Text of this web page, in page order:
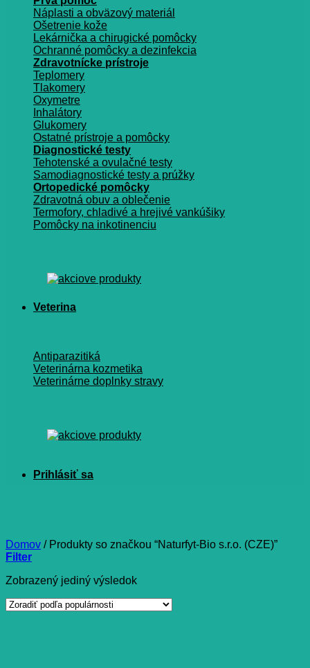
Náplasti a obväzový materiál
Ošetrenie kože
Lekárnička a chirugické pomôcky
Ochranné pomôcky a dezinfekcia
Zdravotnícke prístroje
Teplomery
Tlakomery
Oxymetre
Inhalátory
Glukomery
Ostatné prístroje a pomôcky
Diagnostické testy
Tehotenské a ovulačné testy
Samodiagnostické testy a prúžky
Ortopedické pomôcky
Zdravotná obuv a oblečenie
Termofory, chladivé a hrejivé vankúšiky
Pomôcky na inkotinenciu
Veterina
Antiparazitiká
Veterinárna kozmetika
Veterinárne doplnky stravy
Domov /Produkty so značkou “Naturfyt-Bio s.r.o. (CZE)”
Filter
Zobrazený jediný výsledok